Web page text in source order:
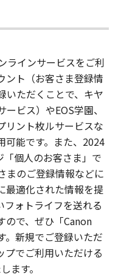
ラインサービスをご利
ント（お客さま登録情
いただくことで、キヤ
ビス）やEOS学園、
リント枚ルサービスな
可能です。また、2024
個人のお客さま」で
まのご登録情報などに
最適化された情報を提
フォトライフを送れる
ので、ぜひ「Canon
。新規でご登録いただ
プでご利用いただける
ます。